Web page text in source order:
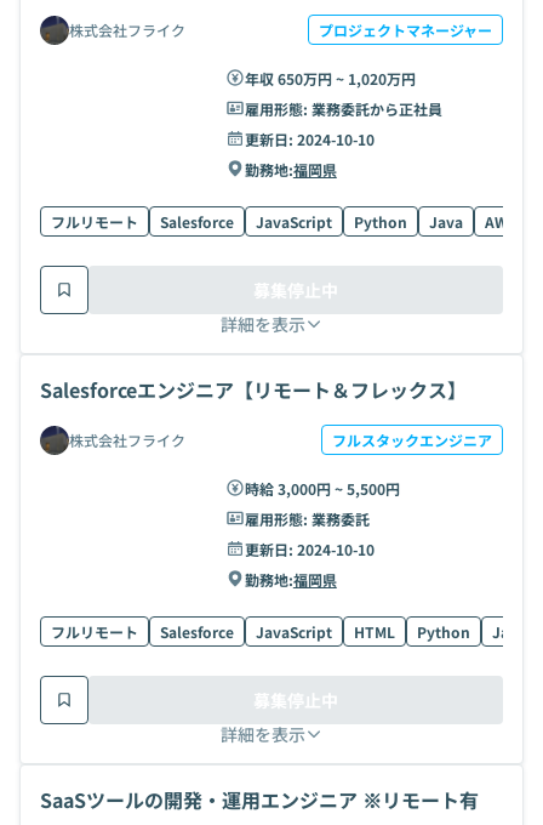
株式会社フライク プロジェクトマネージャー
年収 650万円 ~ 1,020万円
雇用形態: 業務委託から正社員
更新日: 2024-10-10
勤務地:福岡県
フルリモート Salesforce JavaScript Python Java AWS
詳細を表示
募集停止中
Salesforceエンジニア【リモート＆フレックス】
株式会社フライク フルスタックエンジニア
時給 3,000円 ~ 5,500円
雇用形態: 業務委託
更新日: 2024-10-10
勤務地:福岡県
フルリモート Salesforce JavaScript HTML Python Java
詳細を表示
募集停止中
SaaSツールの開発・運用エンジニア ※リモート有